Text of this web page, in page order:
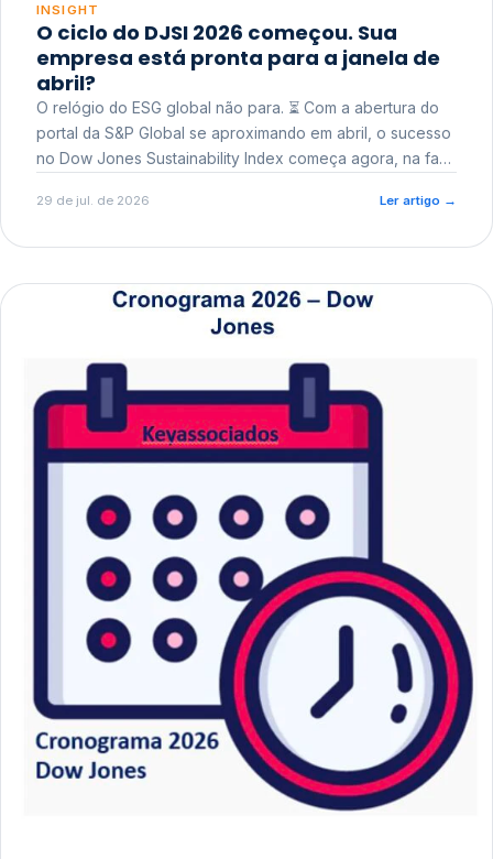
INSIGHT
O ciclo do DJSI 2026 começou. Sua
empresa está pronta para a janela de
abril?
O relógio do ESG global não para. ⏳ Com a abertura do
portal da S&P Global se aproximando em abril, o sucesso
no Dow Jones Sustainability Index começa agora, na fase
29 de jul. de 2026 Ler artigo →